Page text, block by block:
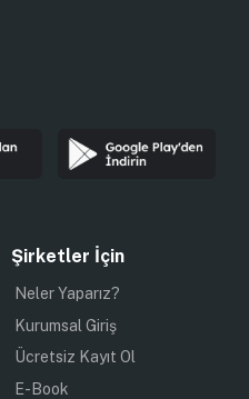
Şirketler İçin
Neler Yaparız?
Kurumsal Giriş
Ücretsiz Kayıt Ol
E-Book